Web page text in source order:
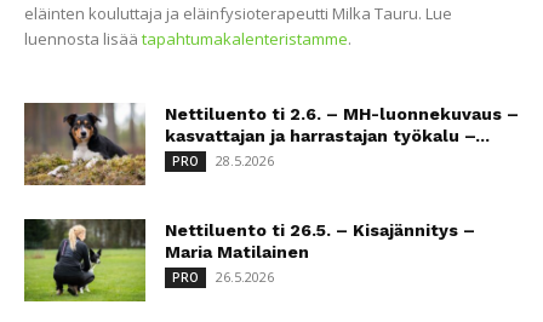
eläinten kouluttaja ja eläinfysioterapeutti Milka Tauru. Lue
luennosta lisää tapahtumakalenteristamme.
Nettiluento ti 2.6. – MH-luonnekuvaus –
kasvattajan ja harrastajan työkalu –...
PRO 28.5.2026
Nettiluento ti 26.5. – Kisajännitys –
Maria Matilainen
PRO 26.5.2026